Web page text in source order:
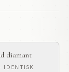
diamant
IDENTISK